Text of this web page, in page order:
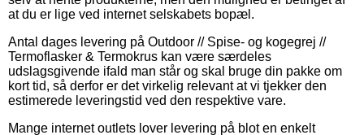
at du er lige ved internet selskabets bopæl.
Antal dages levering på Outdoor // Spise- og kogegrej //
Termoflasker & Termokrus kan være særdeles
udslagsgivende ifald man står og skal bruge din pakke om
kort tid, så derfor er det virkelig relevant at vi tjekker den
estimerede leveringstid ved den respektive vare.
Mange internet outlets lover levering på blot en enkelt